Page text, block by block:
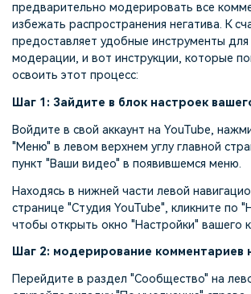
предварительно модерировать все
избежать распространения негатива. К
предоставляет удобные инструменты для
модерации, и вот инструкции, которые
освоить этот процесс:
Шаг 1: Зайдите в блок настроек
Войдите в свой аккаунт на YouTube,
"Меню" в левом верхнем углу главной
пункт "Ваши видео" в появившемся меню.
Находясь в нижней части левой
странице "Студия YouTube", кликните по
чтобы открыть окно "Настройки" вашего
Шаг 2: модерирование комментариев
Перейдите в раздел "Сообщество" на